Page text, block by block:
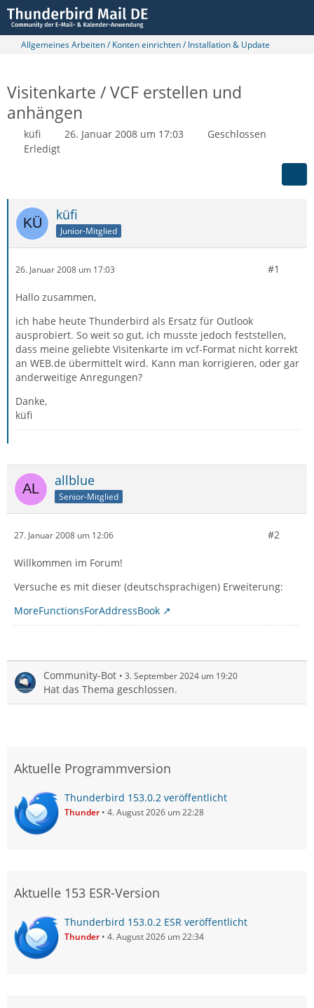
Allgemeines Arbeiten / Konten einrichten / Installation & Update
Visitenkarte / VCF erstellen und
anhängen
küfi 26. Januar 2008 um 17:03
Geschlossen
Erledigt
küfi
Junior-Mitglied
26. Januar 2008 um 17:03 #1
Hallo zusammen,
ich habe heute Thunderbird als Ersatz für Outlook
ausprobiert. So weit so gut, ich musste jedoch feststellen,
dass meine geliebte Visitenkarte im vcf-Format nicht korrekt
an WEB.de übermittelt wird. Kann man korrigieren, oder gar
anderweitige Anregungen?
Danke,
küfi
allblue
Senior-Mitglied
27. Januar 2008 um 12:06 #2
Willkommen im Forum!
Versuche es mit dieser (deutschsprachigen) Erweiterung:
MoreFunctionsForAddressBook
Community-Bot 3. September 2024 um 19:20
Hat das Thema geschlossen.
Aktuelle Programmversion
Thunderbird 153.0.2 veröffentlicht
Thunder 4. August 2026 um 22:28
Aktuelle 153 ESR-Version
Thunderbird 153.0.2 ESR veröffentlicht
Thunder 4. August 2026 um 22:34